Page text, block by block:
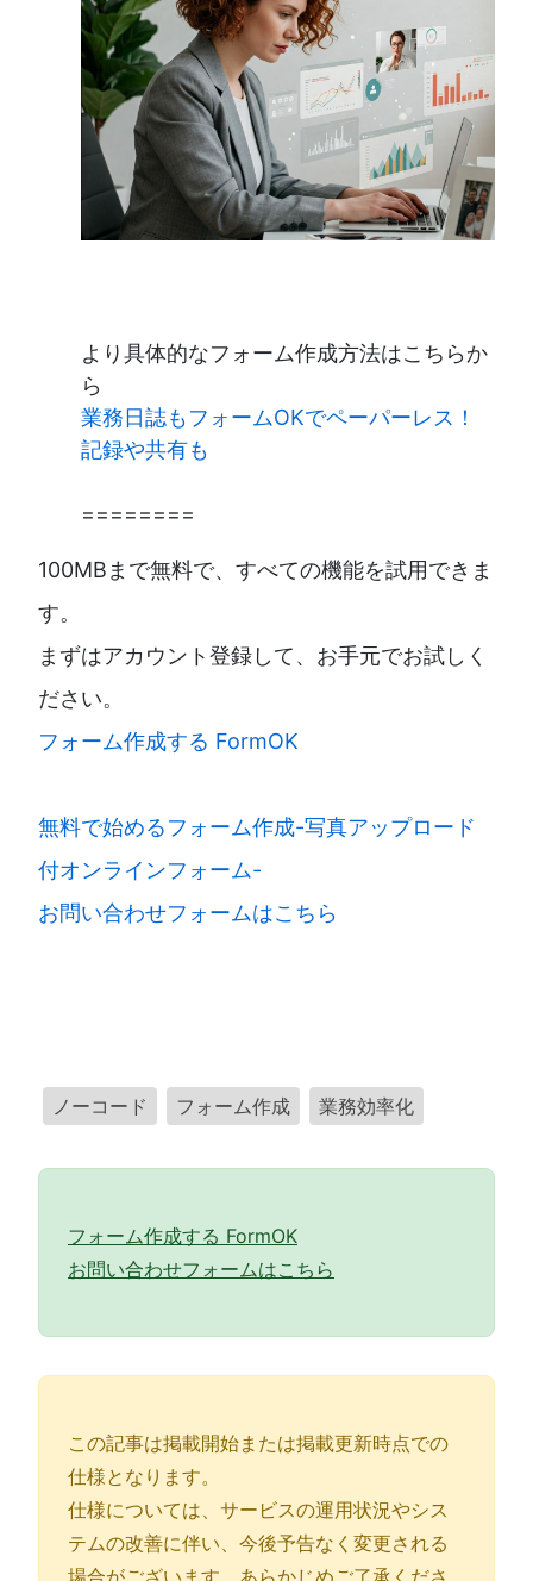
より具体的なフォーム作成方法はこちらか
ら
業務日誌もフォームOKでペーパーレス！
記録や共有も
========
100MBまで無料で、すべての機能を試用できま
す。
まずはアカウント登録して、お手元でお試しく
ださい。
フォーム作成する FormOK
無料で始めるフォーム作成-写真アップロード
付オンラインフォーム-
お問い合わせフォームはこちら
ノーコード フォーム作成 業務効率化
フォーム作成する FormOK
お問い合わせフォームはこちら
この記事は掲載開始または掲載更新時点での
仕様となります。
仕様については、サービスの運用状況やシス
テムの改善に伴い、今後予告なく変更される